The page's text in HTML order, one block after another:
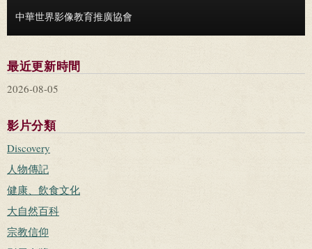
中華世界影像教育推廣協會
最近更新時間
2026-08-05
影片分類
Discovery
人物傳記
健康、飲食文化
大自然百科
宗教信仰